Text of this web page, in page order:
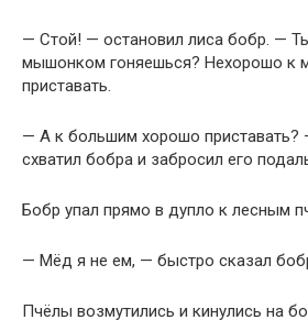
— Стой! — остановил лиса бобр. —
мышонком гоняешься? Нехорошо к
приставать.
— А к большим хорошо приставать?
схватил бобра и забросил его
Бобр упал прямо в дупло к лесным
— Мёд я не ем, — быстро сказал
Пчёлы возмутились и кинулись на